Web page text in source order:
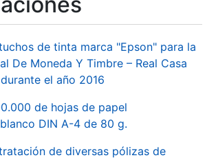
de tinta marca "Epson" para la
De Moneda Y Timbre – Real Casa
el año 2016
de hojas de papel
DIN A-4 de 80 g.
de diversas pólizas de